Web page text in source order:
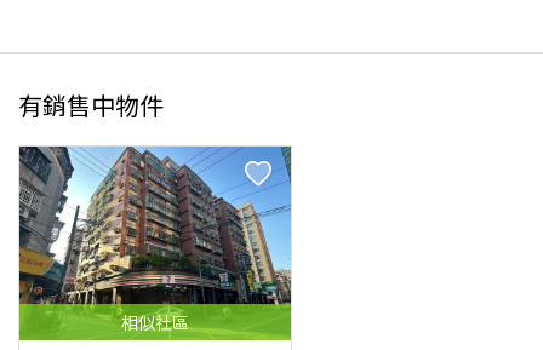
有銷售中物件
相似社區